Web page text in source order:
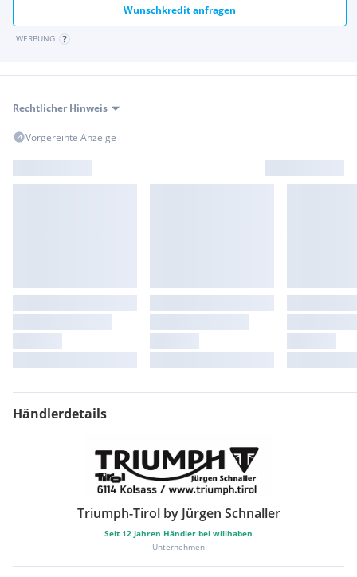
Wunschkredit anfragen
WERBUNG
Rechtlicher Hinweis
Vorgereihte Anzeige
Händlerdetails
Triumph-Tirol by Jürgen Schnaller
Seit 12 Jahren Händler bei willhaben
Unternehmen